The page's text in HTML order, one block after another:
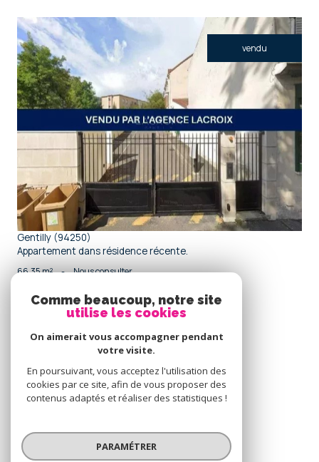
vendu
voir le bien
Gentilly (94250)
Appartement dans résidence récente.
66,35 m² - Nous consulter
connecter
espace propriétaire
Nous
adhérons
Comme beaucoup, notre site
utilise les cookies
On aimerait vous accompagner pendant
votre visite.
En poursuivant, vous acceptez l'utilisation des
cookies par ce site, afin de vous proposer des
contenus adaptés et réaliser des statistiques !
PARAMÉTRER